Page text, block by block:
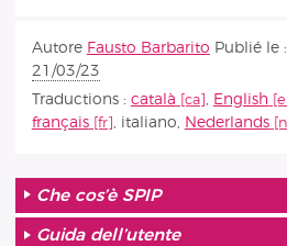
Autore Fausto Barbarito Publié le :
21/03/23
Traductions : català English
français
italiano Nederlands
Che cos’è SPIP
Guida dell’utente